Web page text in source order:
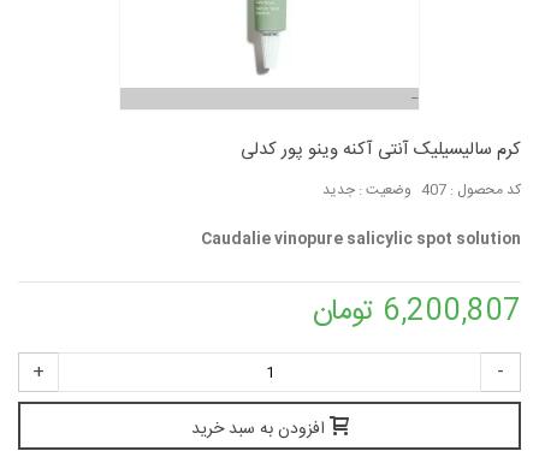
کرم سالیسیلیک آنتی آکنه وینو پور کدلی
کد محصول : 407 وضعیت : جدید
Caudalie vinopure salicylic spot solution
6,200,807 تومان
-
+
افزودن به سبد خرید